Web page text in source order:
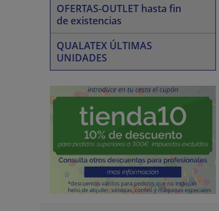
OFERTAS-OUTLET hasta fin
de existencias
QUALATEX ÚLTIMAS
UNIDADES